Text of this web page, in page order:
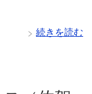
続きを読む